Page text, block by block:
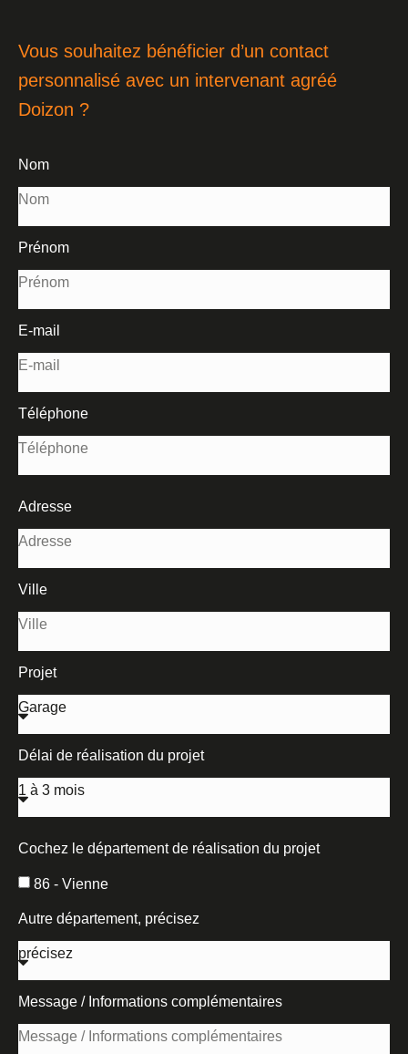
Vous souhaitez bénéficier d’un contact
personnalisé avec un intervenant agréé
Doizon ?
Nom
Prénom
E-mail
Téléphone
Adresse
Ville
Projet
Délai de réalisation du projet
Cochez le département de réalisation du projet
86 - Vienne
Autre département, précisez
Message / Informations complémentaires